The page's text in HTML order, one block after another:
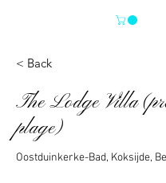
< Back
The Lodge Villa
plage)
Oostduinkerke-Bad, Koksijde,